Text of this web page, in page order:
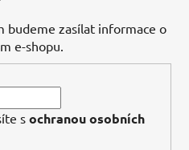
budeme zasílat informace o
e-shopu.
s ochranou osobních